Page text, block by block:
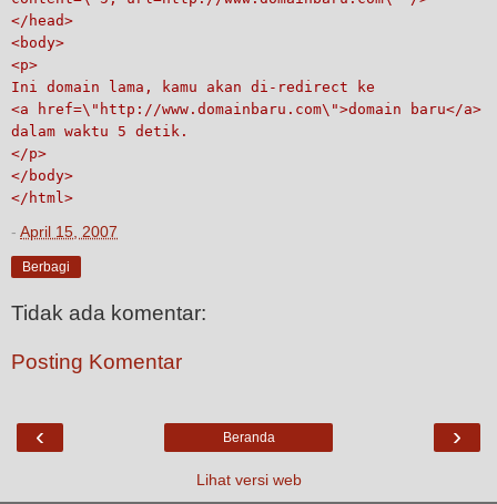
</head>
<body>
<p>
Ini domain lama, kamu akan di-redirect ke
<a href=\"http://www.domainbaru.com\">domain baru</a>
dalam waktu 5 detik.
</p>
</body>
</html>
- April 15, 2007
Berbagi
Tidak ada komentar:
Posting Komentar
‹ ›
Beranda
Lihat versi web